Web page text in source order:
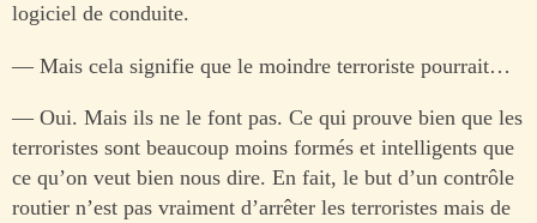
logiciel de conduite.
— Mais cela signifie que le moindre terroriste pourrait…
— Oui. Mais ils ne le font pas. Ce qui prouve bien que les
terroristes sont beaucoup moins formés et intelligents que
ce qu’on veut bien nous dire. En fait, le but d’un contrôle
routier n’est pas vraiment d’arrêter les terroristes mais de